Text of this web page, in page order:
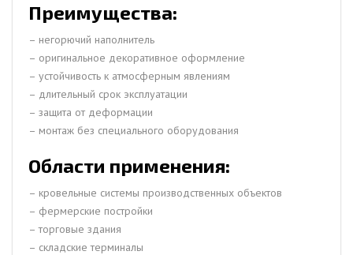
Преимущества:
– негорючий наполнитель
– оригинальное декоративное оформление
– устойчивость к атмосферным явлениям
– длительный срок эксплуатации
– защита от деформации
– монтаж без специального оборудования
Области применения:
– кровельные системы производственных объектов
– фермерские постройки
– торговые здания
– складские терминалы